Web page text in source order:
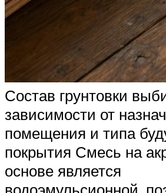
Состав грунтовки
зависимости от
помещения и типа
покрытия Смесь на
основе является